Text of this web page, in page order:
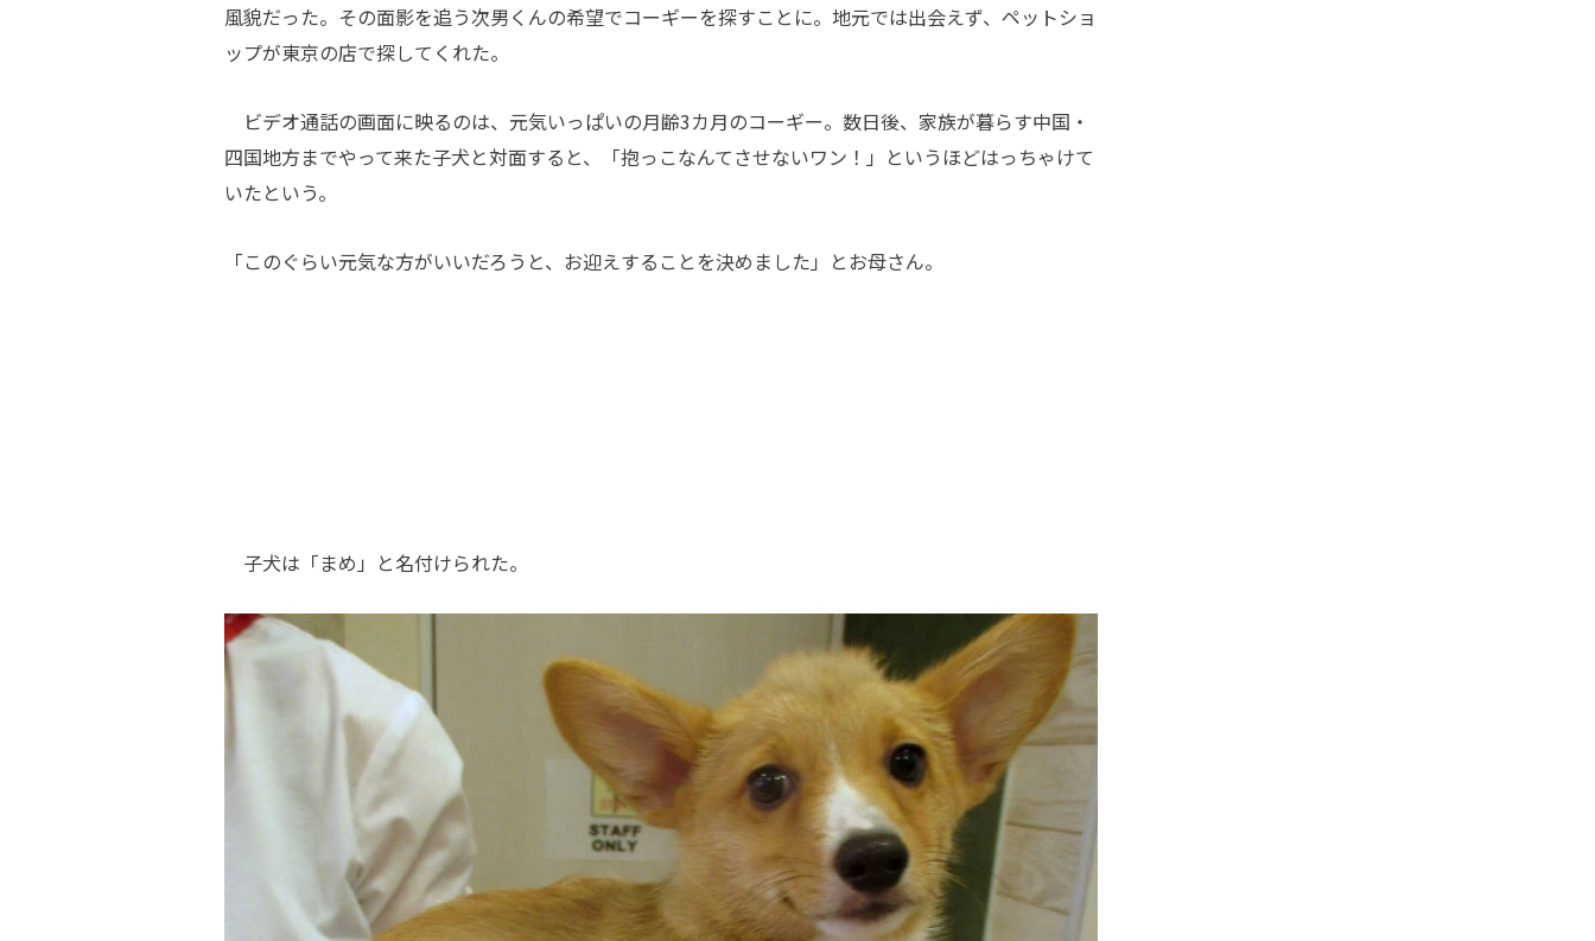
風貌だった。その面影を追う次男くんの希望でコーギーを探すことに。地元では出会えず、ペットショ
ップが東京の店で探してくれた。
ビデオ通話の画面に映るのは、元気いっぱいの月齢3カ月のコーギー。数日後、家族が暮らす中国・
四国地方までやって来た子犬と対面すると、「抱っこなんてさせないワン！」というほどはっちゃけて
いたという。
「このぐらい元気な方がいいだろうと、お迎えすることを決めました」とお母さん。
子犬は「まめ」と名付けられた。